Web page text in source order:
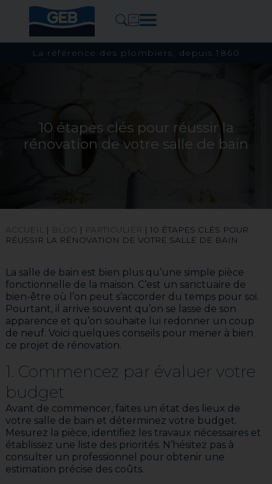
La référence des plombiers, depuis 1860
10 étapes clés pour réussir la
rénovation de votre salle de bain
ACCUEIL | BLOG | PARTICULIER | 10 ÉTAPES CLÉS POUR
RÉUSSIR LA RÉNOVATION DE VOTRE SALLE DE BAIN
La salle de bain est bien plus qu’une simple pièce
fonctionnelle de la maison. C’est un sanctuaire de
bien-être où l’on peut s’accorder du temps pour soi.
Pourtant, il arrive souvent qu’on se lasse de son
apparence et qu’on souhaite lui redonner un coup
de neuf. Voici quelques conseils pour mener à bien
ce projet de rénovation.
1. Commencez par évaluer votre
budget
Avant de commencer, faites un état des lieux de
votre salle de bain et déterminez votre budget.
Mesurez la pièce, identifiez les travaux nécessaires et
établissez une liste des priorités. N’hésitez pas à
consulter un professionnel pour obtenir une
estimation précise des coûts.